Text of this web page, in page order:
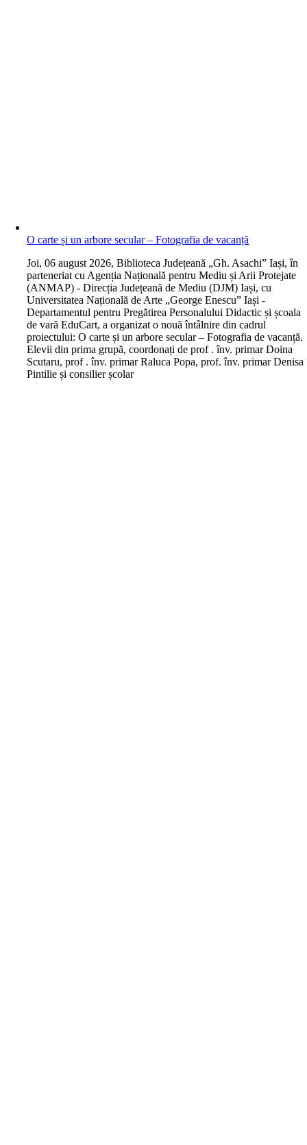
O carte și un arbore secular – Fotografia de vacanță
Joi, 06 august 2026, Biblioteca Județeană „Gh. Asachi” Iași, în
parteneriat cu Agenția Națională pentru Mediu și Arii Protejate
(ANMAP) - Direcția Județeană de Mediu (DJM) Iași, cu
Universitatea Națională de Arte „George Enescu” Iași -
Departamentul pentru Pregătirea Personalului Didactic și școala
de vară EduCart, a organizat o nouă întâlnire din cadrul
proiectului: O carte și un arbore secular – Fotografia de vacanță.
Elevii din prima grupă, coordonați de prof . înv. primar Doina
Scutaru, prof . înv. primar Raluca Popa, prof. înv. primar Denisa
Pintilie și consilier școlar